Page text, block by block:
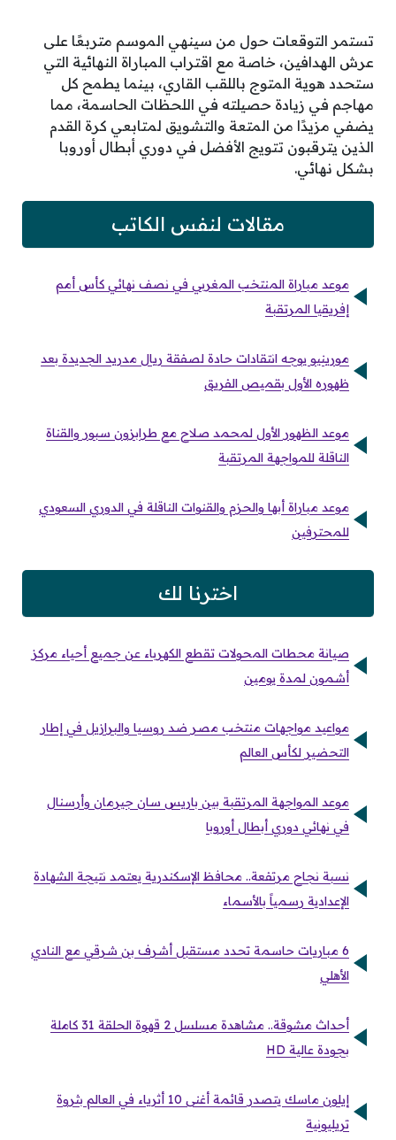
تستمر التوقعات حول من سينهي الموسم متربعًا على
عرش الهدافين، خاصة مع اقتراب المباراة النهائية التي
ستحدد هوية المتوج باللقب القاري، بينما يطمح كل
مهاجم في زيادة حصيلته في اللحظات الحاسمة، مما
يضفي مزيدًا من المتعة والتشويق لمتابعي كرة القدم
الذين يترقبون تتويج الأفضل في دوري أبطال أوروبا
بشكل نهائي.
مقالات لنفس الكاتب
موعد مباراة المنتخب المغربي في نصف نهائي كأس أمم
إفريقيا المرتقبة
مورينيو يوجه انتقادات حادة لصفقة ريال مدريد الجديدة بعد
ظهوره الأول بقميص الفريق
موعد الظهور الأول لمحمد صلاح مع طرابزون سبور والقناة
الناقلة للمواجهة المرتقبة
موعد مباراة أبها والحزم والقنوات الناقلة في الدوري السعودي
للمحترفين
اخترنا لك
صيانة محطات المحولات تقطع الكهرباء عن جميع أحياء مركز
أشمون لمدة يومين
مواعيد مواجهات منتخب مصر ضد روسيا والبرازيل في إطار
التحضير لكأس العالم
موعد المواجهة المرتقبة بين باريس سان جيرمان وأرسنال
في نهائي دوري أبطال أوروبا
نسبة نجاح مرتفعة.. محافظ الإسكندرية يعتمد نتيجة الشهادة
الإعدادية رسمياً بالأسماء
6 مباريات حاسمة تحدد مستقبل أشرف بن شرقي مع النادي
الأهلي
أحداث مشوقة.. مشاهدة مسلسل 2 قهوة الحلقة 31 كاملة
بجودة عالية HD
إيلون ماسك يتصدر قائمة أغنى 10 أثرياء في العالم بثروة
تريليونية